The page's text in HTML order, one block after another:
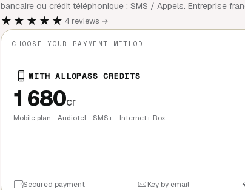
bancaire ou crédit téléphonique : SMS / Appels. Entreprise
★★★★★ 4 reviews →
CHOOSE YOUR PAYMENT METHOD
WITH ALLOPASS CREDITS
1 680cr
Mobile plan - Audiotel - SMS+ - Internet+ Box
Secured payment Key by email